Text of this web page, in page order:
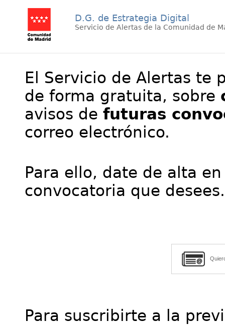
D.G. de Estrategia Digital
Servicio de Alertas de la Comunidad de
El Servicio de Alertas te
de forma gratuita, sobre
avisos de futuras
correo electrónico.
Para ello, date de alta
convocatoria que desees.
Para suscribirte a la